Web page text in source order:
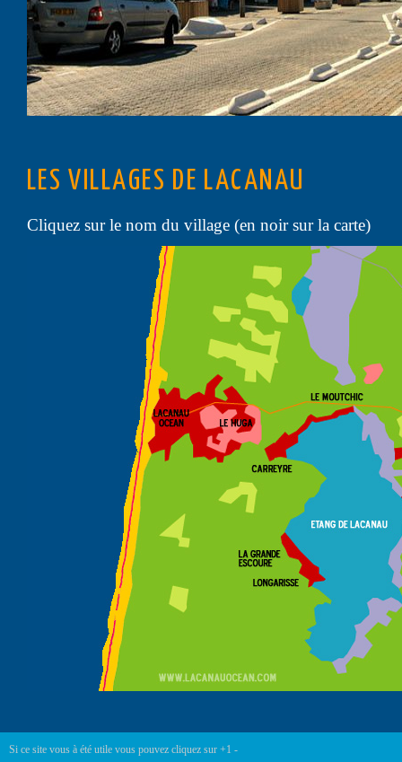
LES VILLAGES DE LACANAU
Cliquez sur le nom du village (en noir sur la carte)
Si ce site vous à été utile vous pouvez cliquez sur +1 -